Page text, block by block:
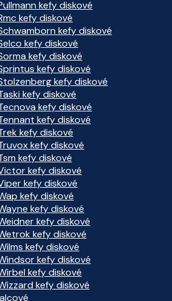
kefy diskové
kefy diskové
kefy diskové
kefy diskové
kefy diskové
kefy diskové
kefy diskové
kefy diskové
kefy diskové
kefy diskové
kefy diskové
kefy diskové
kefy diskové
kefy diskové
kefy diskové
kefy diskové
kefy diskové
kefy diskové
kefy diskové
kefy diskové
kefy diskové
kefy diskové
kefy diskové